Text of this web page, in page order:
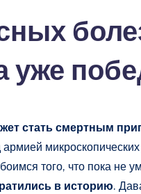
уже
стать смертным
того, что пока не
в историю.